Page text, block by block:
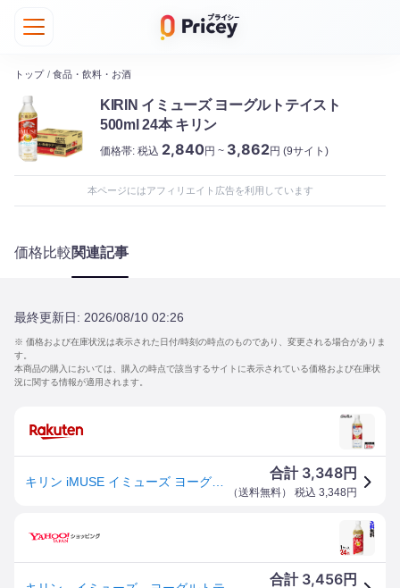
トップ / 食品・飲料・お酒
KIRIN イミューズ ヨーグルトテイスト
500ml 24本 キリン
価格帯: 税込 2,840円 ~ 3,862円 (9サイト)
本ページにはアフィリエイト広告を利用しています
価格比較関連記事
最終更新日: 2026/08/10 02:26
※ 価格および在庫状況は表示された日付/時刻の時点のものであり、変更される場合がありま
す。
本商品の購入においては、購入の時点で該当するサイトに表示されている価格および在庫状
況に関する情報が適用されます。
合計 3,348円
（送料無料） 税込 3,348 円
合計 3,456円